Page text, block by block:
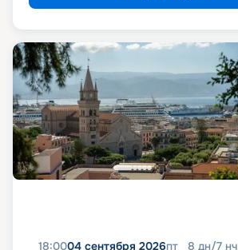
18:0004 сентября 2026пт 8 дн/7 нч